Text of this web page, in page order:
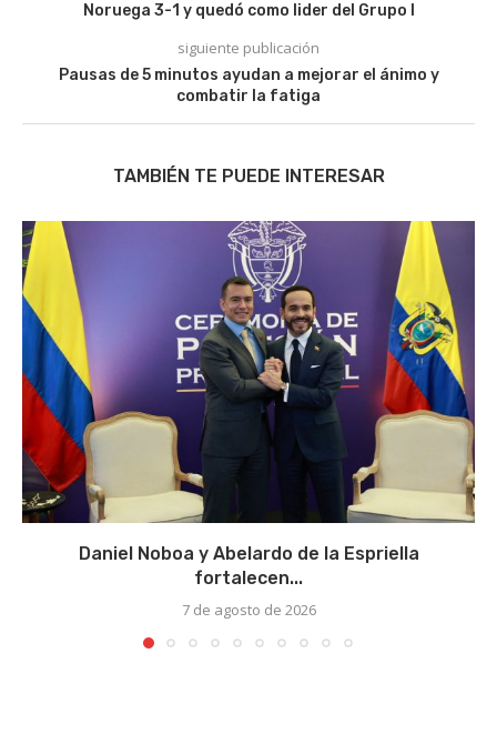
Noruega 3-1 y quedó como lider del Grupo I
siguiente publicación
Pausas de 5 minutos ayudan a mejorar el ánimo y
combatir la fatiga
TAMBIÉN TE PUEDE INTERESAR
Daniel Noboa y Abelardo de la Espriella
fortalecen...
7 de agosto de 2026